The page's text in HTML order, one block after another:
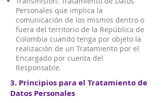
Personales que implica la
comunicación de los mismos dentro o
fuera del territorio de la República de
Colombia cuando tenga por objeto la
realización de un Tratamiento por el
Encargado por cuenta del
Responsable.
3. Principios para el Tratamiento de
Datos Personales